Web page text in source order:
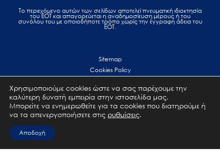
Το περιεχόμενο αυτών των σελίδων αποτελεί πvευματική ιδιοκτησία
του ΕΟΤ και απαγορεύεται η αναδημοσίευση μέρους ή του
συνόλου του με οποιοδήποτε τρόπο χωρίς την έγγραφη άδεια του
ΕΟΤ.
Sitemap
Cookies Policy
Terms of use
Επικοινωνία
Χρησιμοποιούμε cookies ώστε να σας παρέχουμε την
καλύτερη δυνατή εμπειρία στην ιστοσελίδα μας.
Μπορείτε να ενημερωθείτε για τα cookies που διατηρούμε ή
να τα απενεργοποιήσετε στις ρυθμίσεις.
Αποδοχή